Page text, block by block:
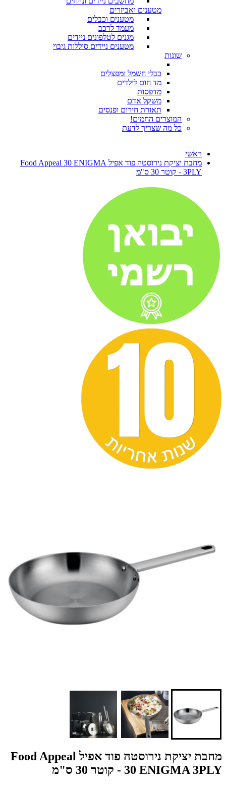
מטענים ואביזרים
מטענים וכבלים
מעמד לרכב
מגנים לטלפונים ניידים
מטענים ניידים סוללות גיבוי
שונות
כבלי חשמל ומפצלים
מד חום לילדים
מדפסות
משקל אדם
תאורת חירום ופנסים
המוצרים החמים!
כל מה שצריך לדעת
ראשי
מחבת יציקת נירוסטה פוד אפיל Food Appeal 30 ENIGMA
3PLY - קוטר 30 ס"מ
מחבת יציקת נירוסטה פוד אפיל Food Appeal
30 ENIGMA 3PLY - קוטר 30 ס"מ